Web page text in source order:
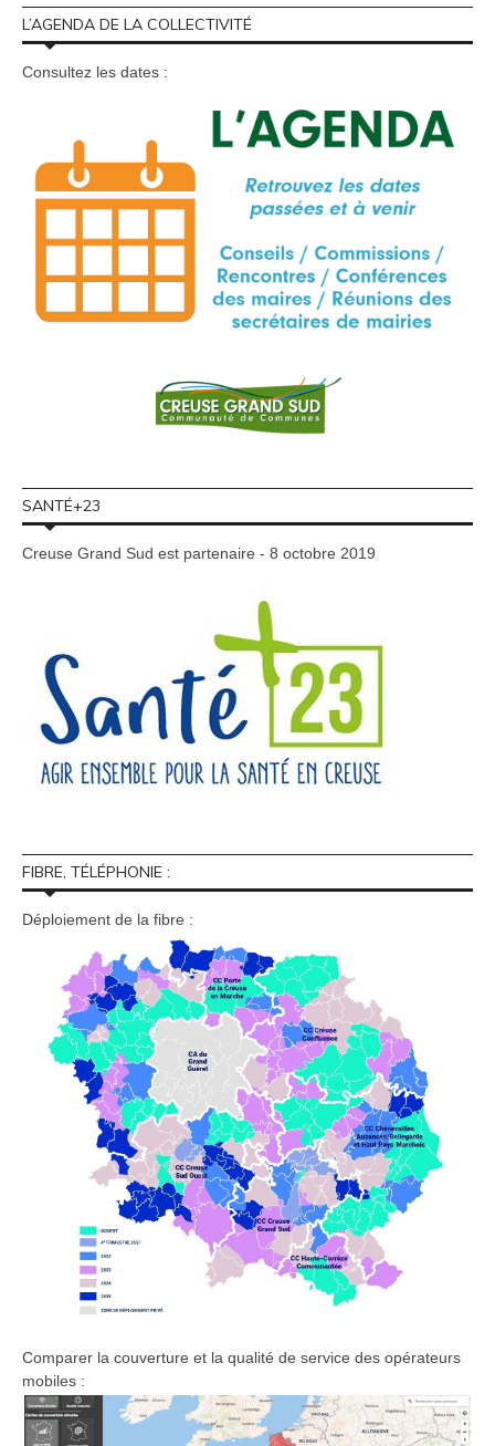
L’AGENDA DE LA COLLECTIVITÉ
Consultez les dates :
SANTÉ+23
Creuse Grand Sud est partenaire - 8 octobre 2019
FIBRE, TÉLÉPHONIE :
Déploiement de la fibre :
Comparer la couverture et la qualité de service des opérateurs
mobiles :